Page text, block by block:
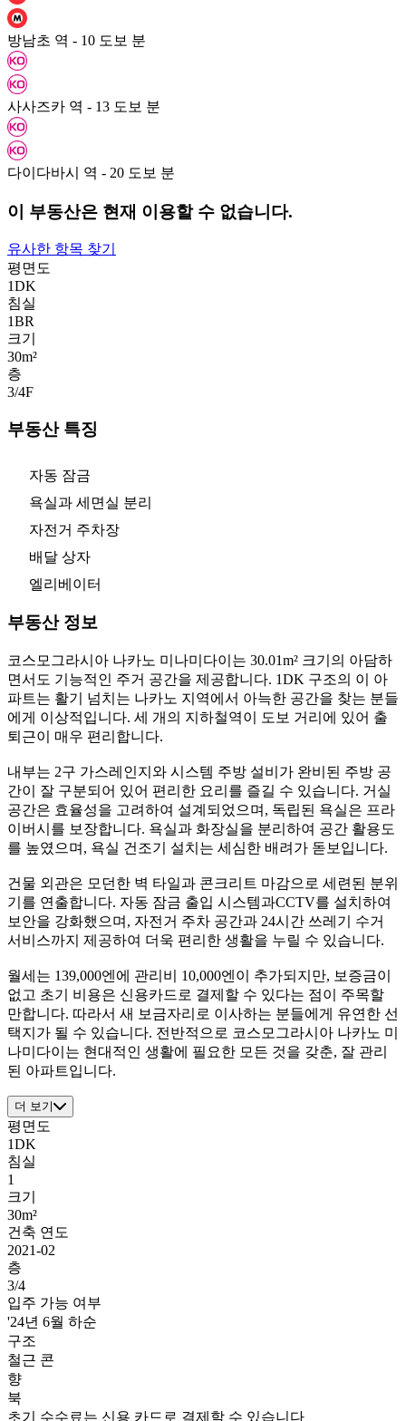
방남초 역 - 10 도보 분
사사즈카 역 - 13 도보 분
다이다바시 역 - 20 도보 분
이 부동산은 현재 이용할 수 없습니다.
유사한 항목 찾기
평면도
1DK
침실
1BR
크기
30m²
층
3/4F
부동산 특징
자동 잠금
욕실과 세면실 분리
자전거 주차장
배달 상자
엘리베이터
부동산 정보
코스모그라시아 나카노 미나미다이는 30.01m² 크기의 아담하
면서도 기능적인 주거 공간을 제공합니다. 1DK 구조의 이 아
파트는 활기 넘치는 나카노 지역에서 아늑한 공간을 찾는 분들
에게 이상적입니다. 세 개의 지하철역이 도보 거리에 있어 출
퇴근이 매우 편리합니다.
내부는 2구 가스레인지와 시스템 주방 설비가 완비된 주방 공
간이 잘 구분되어 있어 편리한 요리를 즐길 수 있습니다. 거실
공간은 효율성을 고려하여 설계되었으며, 독립된 욕실은 프라
이버시를 보장합니다. 욕실과 화장실을 분리하여 공간 활용도
를 높였으며, 욕실 건조기 설치는 세심한 배려가 돋보입니다.
건물 외관은 모던한 벽 타일과 콘크리트 마감으로 세련된 분위
기를 연출합니다. 자동 잠금 출입 시스템과CCTV를 설치하여
보안을 강화했으며, 자전거 주차 공간과 24시간 쓰레기 수거
서비스까지 제공하여 더욱 편리한 생활을 누릴 수 있습니다.
월세는 139,000엔에 관리비 10,000엔이 추가되지만, 보증금이
없고 초기 비용은 신용카드로 결제할 수 있다는 점이 주목할
만합니다. 따라서 새 보금자리로 이사하는 분들에게 유연한 선
택지가 될 수 있습니다. 전반적으로 코스모그라시아 나카노 미
나미다이는 현대적인 생활에 필요한 모든 것을 갖춘, 잘 관리
된 아파트입니다.
더 보기
평면도
1DK
침실
1
크기
30m²
건축 연도
2021-02
층
3/4
입주 가능 여부
'24년 6월 하순
구조
철근 콘
향
북
초기 수수료는 신용 카드로 결제할 수 있습니다